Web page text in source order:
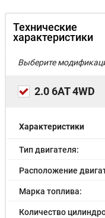
Технические
характеристики
Выберите
2.0 6AT 4WD
Характеристики
Тип двигателя:
Расположение
Марка топлива:
Количество